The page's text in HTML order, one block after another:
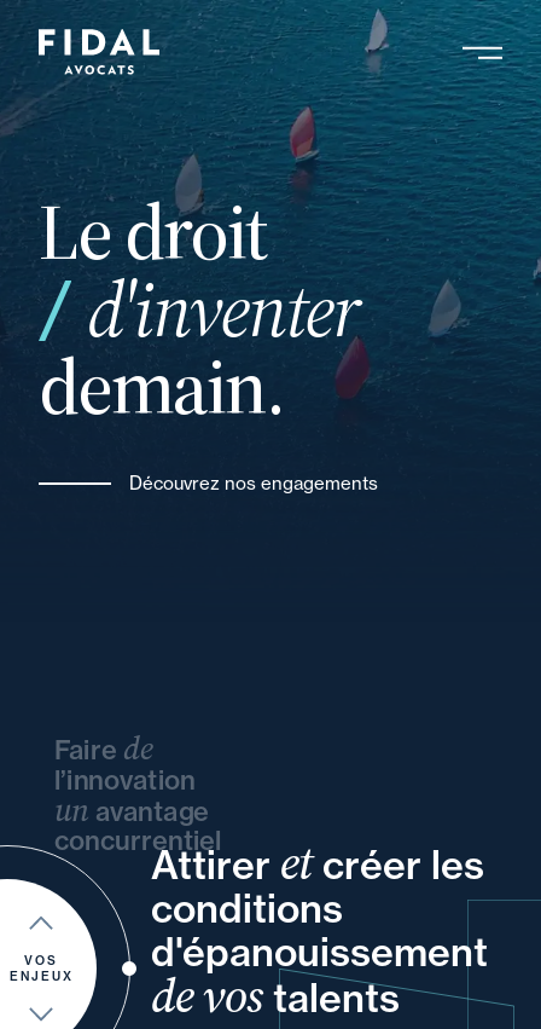
Aller
au
contenu
principalRechercher un mot clé, un professionnel ....
Le droit
d'inventer
demain.
Découvrez nos engagements
VOS
ENJEUX
Faire de
l’innovation
un avantage
concurrentiel
Attirer etcréer les
conditions
d'épanouissement
de vostalents
vos
et
ou
vos
vos
à
vos
de
et
votre
votre